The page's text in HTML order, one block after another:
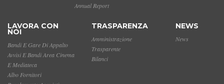
Annual Report
LAVORA CON
NOI
Bandi E Gare Di Appalto
Avvisi E Bandi Area Cinema
E Mediateca
Albo Fornitori
TRASPARENZA
Amministrazione
Trasparente
Bilanci
NEWS
News